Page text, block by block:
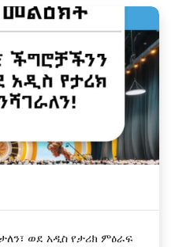
ወደ አዲስ የታሪክ ምዕራፍ